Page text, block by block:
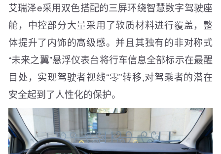
艾瑞泽e采用双色搭配的三屏环绕智慧数字驾驶座
舱，中控部分大量采用了软质材料进行覆盖，整
体提升了内饰的高级感。并且其独有的非对称式
“未来之翼”悬浮仪表台将行车信息全部标示在最醒
目处，实现驾驶者视线“零”转移,对驾乘者的潜在
安全起到了人性化的保护。